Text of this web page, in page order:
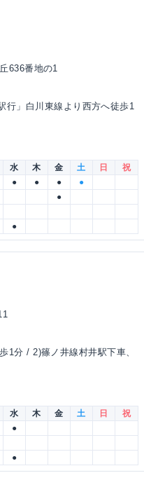
636番地の1
行」白川東線より西方へ徒歩1
水 木 金 土 日
祝
● ● ●
●
●
●
1分 / 2)篠ノ井線村井駅下車、
水 木 金 土 日
祝
●
●